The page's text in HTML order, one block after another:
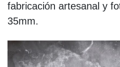
fabricación artesanal y
35mm.